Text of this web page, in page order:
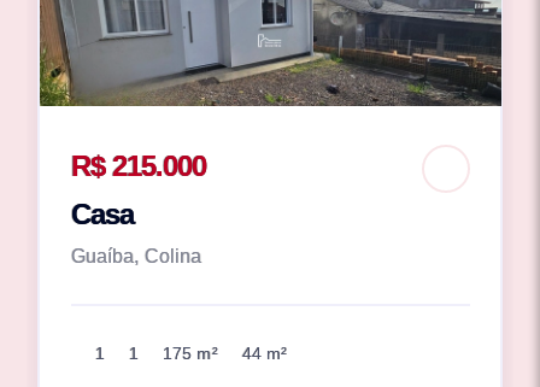
R$ 215.000
Casa
Guaíba, Colina
1 1 175 m² 44 m²